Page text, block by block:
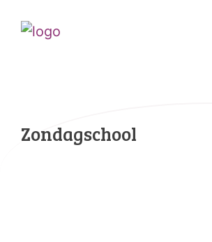
Zondagschool